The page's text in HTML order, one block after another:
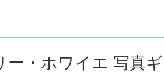
ー・ホワイエ 写真